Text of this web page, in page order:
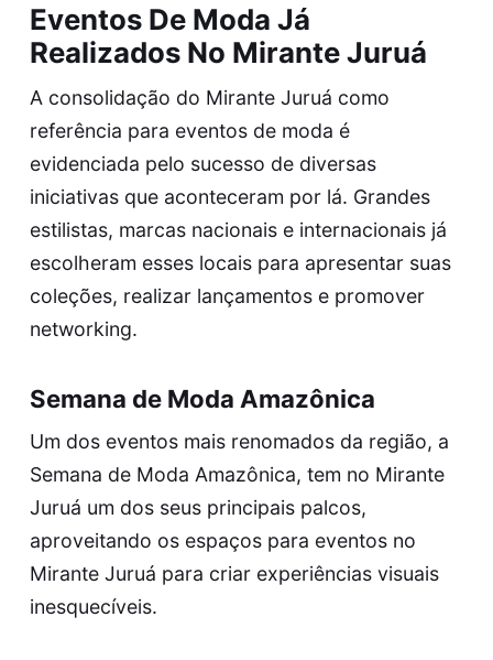
Eventos De Moda Já
Realizados No Mirante Juruá
A consolidação do Mirante Juruá como
referência para eventos de moda é
evidenciada pelo sucesso de diversas
iniciativas que aconteceram por lá. Grandes
estilistas, marcas nacionais e internacionais já
escolheram esses locais para apresentar suas
coleções, realizar lançamentos e promover
networking.
Semana de Moda Amazônica
Um dos eventos mais renomados da região, a
Semana de Moda Amazônica, tem no Mirante
Juruá um dos seus principais palcos,
aproveitando os espaços para eventos no
Mirante Juruá para criar experiências visuais
inesquecíveis.